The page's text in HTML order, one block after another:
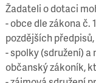
Žadateli o dotaci
- obce dle zákona č.
pozdějších
- spolky (sdružení) a
občanský zákoník,